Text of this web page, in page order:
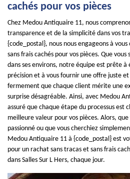
cachés pour vos pièces
Chez Medou Antiquaire 11, nous
transparence et de la simplicité dans vos
{code_postal}, nous nous engageons à
sans frais cachés pour vos pièces. Que vous
dans ses environs, notre équipe est prête à
précision et à vous fournir une offre juste
fermement que chaque client mérite une
surprise désagréable. Ainsi, avec Medou
assuré que chaque étape du processus est
meilleure valeur pour vos pièces. Alors,
passionné ou que vous cherchiez
Medou Antiquaire 11 à {code_postal} est
pour un rachat sans tracas et sans frais
dans Salles Sur L Hers, chaque jour.